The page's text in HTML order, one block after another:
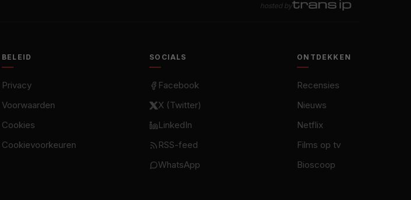
hosted by
BELEID
Privacy
Voorwaarden
Cookies
Cookievoorkeuren
SOCIALS
Facebook
X (Twitter)
LinkedIn
RSS-feed
WhatsApp
ONTDEKKEN
Recensies
Nieuws
Netflix
Films op tv
Bioscoop